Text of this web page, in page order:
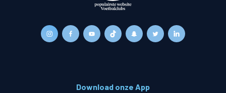
Download onze App